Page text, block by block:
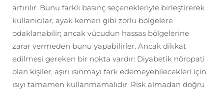
artırılır. Bunu farklı basınç seçenekleriyle birleştirerek
kullanıcılar, ayak kemeri gibi zorlu bölgelere
odaklanabilir; ancak vücudun hassas bölgelerine
zarar vermeden bunu yapabilirler. Ancak dikkat
edilmesi gereken bir nokta vardır: Diyabetik nöropati
olan kişiler, aşırı ısınmayı fark edemeyebilecekleri için
ısıyı tamamen kullanmamalıdır. Risk almadan doğru